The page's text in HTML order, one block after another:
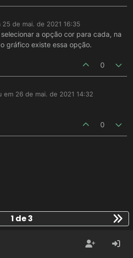
25 de mai. de 2021 16:35
a opção cor para cada, na
gráfico existe essa opção.
0
em 26 de mai. de 2021 14:32
por
0
1 de 3